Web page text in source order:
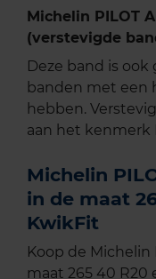
Michelin PILOT
(verstevigde
Deze band is
banden met een
hebben.
aan het kenmerk
Michelin
in de maat
KwikFit
Koop de Michelin
maat 265 40